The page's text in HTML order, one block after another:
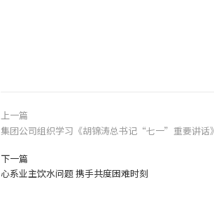
上一篇
集团公司组织学习《胡锦涛总书记“七一”重要讲话》
下一篇
心系业主饮水问题 携手共度困难时刻